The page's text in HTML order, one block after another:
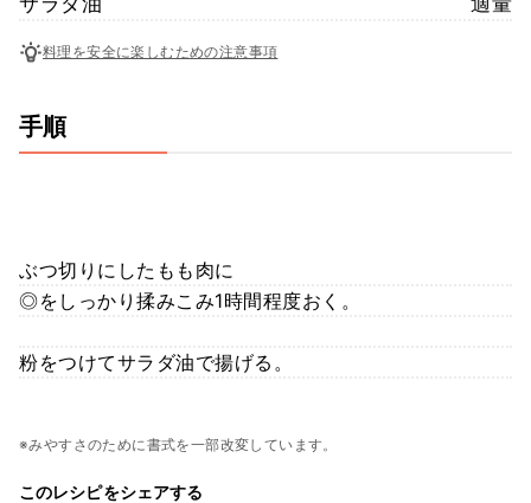
料理を安全に楽しむための注意事項
手順
ぶつ切りにしたもも肉に⁡
◎をしっかり揉みこみ1時間程度おく。⁡
粉をつけてサラダ油で揚げる。⁡
※みやすさのために書式を一部改変しています。
このレシピをシェアする